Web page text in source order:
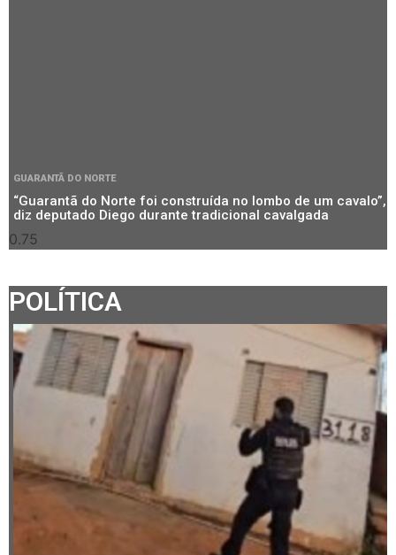
GUARANTÃ DO NORTE
“Guarantã do Norte foi construída no lombo de um cavalo”,
diz deputado Diego durante tradicional cavalgada
POLÍTICA